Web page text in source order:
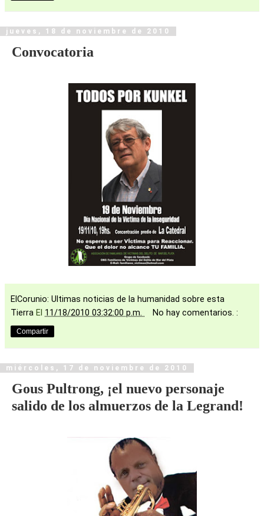
jueves, 18 de noviembre de 2010
Convocatoria
ElCorunio: Ultimas noticias de la humanidad sobre esta
Tierra El 11/18/2010 03:32:00 p.m. No hay comentarios. :
Compartir
miércoles, 17 de noviembre de 2010
Gous Pultrong, ¡el nuevo personaje
salido de los almuerzos de la Legrand!